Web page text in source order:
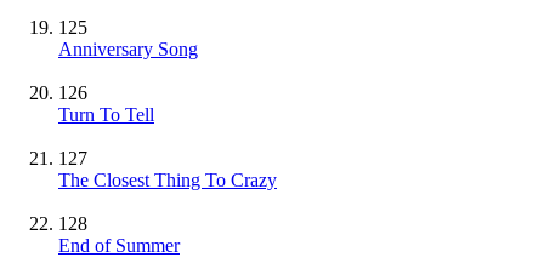
125
Anniversary Song
126
Turn To Tell
127
The Closest Thing To Crazy
128
End of Summer